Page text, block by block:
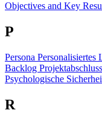
Objectives and Key
P
Persona Personalisiertes
Backlog Projektabschluss
Psychologische
R